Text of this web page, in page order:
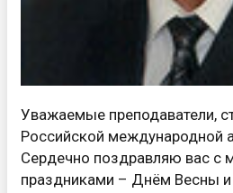
Уважаемые преподаватели,
Российской международной
Сердечно поздравляю вас с
праздниками – Днём Весны